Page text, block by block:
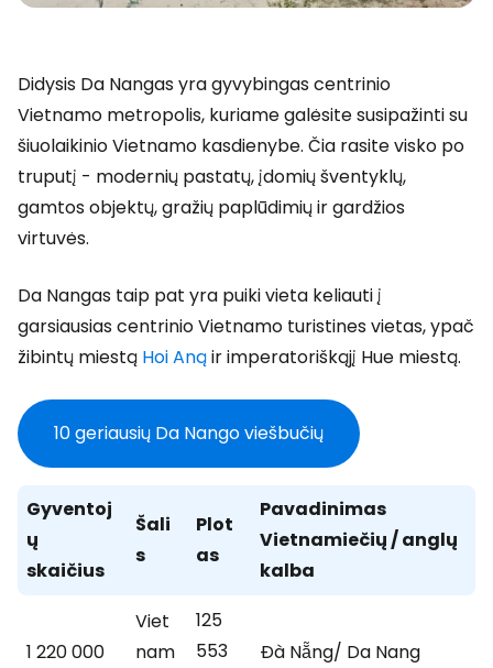
Didysis Da Nangas yra gyvybingas centrinio
Vietnamo metropolis, kuriame galėsite susipažinti su
šiuolaikinio Vietnamo kasdienybe. Čia rasite visko po
truputį - modernių pastatų, įdomių šventyklų,
gamtos objektų, gražių paplūdimių ir gardžios
virtuvės.
Da Nangas taip pat yra puiki vieta keliauti į
garsiausias centrinio Vietnamo turistines vietas, ypač
žibintų miestą Hoi Anąir imperatoriškąjį Hue miestą.
10 geriausių Da Nango viešbučių
Gyventoj
ų
skaičius
Šali
s
Plot
as
Pavadinimas
Vietnamiečių / anglų
kalba
1 220 000
Viet
nam
125
553
Đà Nẵng/ Da Nang